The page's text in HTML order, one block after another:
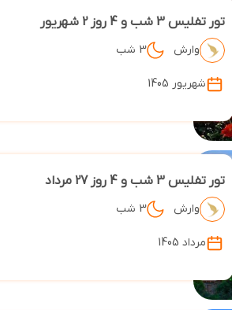
تور تفلیس 3 شب و 4 روز 2 شهریور
وارش 3 شب
شهریور 1405
تور تفلیس 3 شب و 4 روز 27 مرداد
وارش 3 شب
مرداد 1405